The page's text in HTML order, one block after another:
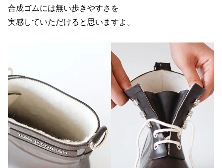
合成ゴムには無い歩きやすさを
実感していただけると思いますよ。